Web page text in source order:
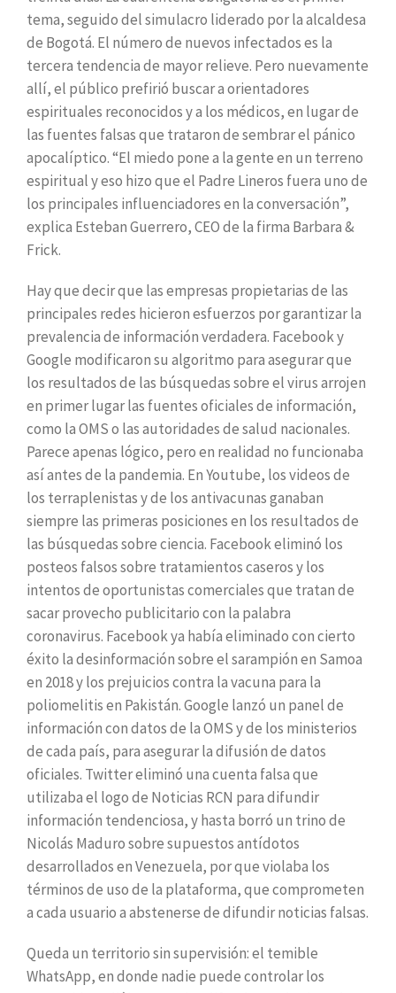
tema, seguido del simulacro liderado por la alcaldesa
de Bogotá. El número de nuevos infectados es la
tercera tendencia de mayor relieve. Pero nuevamente
allí, el público prefirió buscar a orientadores
espirituales reconocidos y a los médicos, en lugar de
las fuentes falsas que trataron de sembrar el pánico
apocalíptico. “El miedo pone a la gente en un terreno
espiritual y eso hizo que el Padre Lineros fuera uno de
los principales influenciadores en la conversación”,
explica Esteban Guerrero, CEO de la firma Barbara &
Frick.
Hay que decir que las empresas propietarias de las
principales redes hicieron esfuerzos por garantizar la
prevalencia de información verdadera. Facebook y
Google modificaron su algoritmo para asegurar que
los resultados de las búsquedas sobre el virus arrojen
en primer lugar las fuentes oficiales de información,
como la OMS o las autoridades de salud nacionales.
Parece apenas lógico, pero en realidad no funcionaba
así antes de la pandemia. En Youtube, los videos de
los terraplenistas y de los antivacunas ganaban
siempre las primeras posiciones en los resultados de
las búsquedas sobre ciencia. Facebook eliminó los
posteos falsos sobre tratamientos caseros y los
intentos de oportunistas comerciales que tratan de
sacar provecho publicitario con la palabra
coronavirus. Facebook ya había eliminado con cierto
éxito la desinformación sobre el sarampión en Samoa
en 2018 y los prejuicios contra la vacuna para la
poliomelitis en Pakistán. Google lanzó un panel de
información con datos de la OMS y de los ministerios
de cada país, para asegurar la difusión de datos
oficiales. Twitter eliminó una cuenta falsa que
utilizaba el logo de Noticias RCN para difundir
información tendenciosa, y hasta borró un trino de
Nicolás Maduro sobre supuestos antídotos
desarrollados en Venezuela, por que violaba los
términos de uso de la plataforma, que comprometen
a cada usuario a abstenerse de difundir noticias falsas.
Queda un territorio sin supervisión: el temible
WhatsApp, en donde nadie puede controlar los